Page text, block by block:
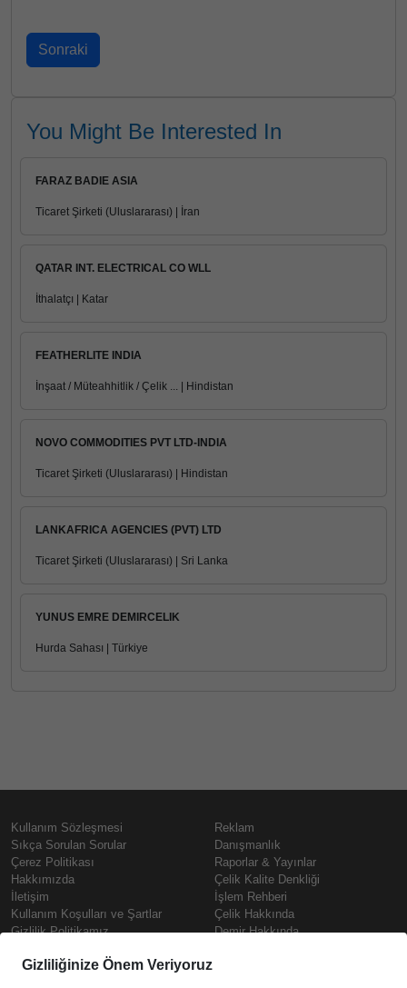
You Might Be Interested In
FARAZ BADIE ASIA
Ticaret Şirketi (Uluslararası) | İran
QATAR INT. ELECTRICAL CO WLL
İthalatçı | Katar
FEATHERLITE INDIA
İnşaat / Müteahhitlik / Çelik ... | Hindistan
NOVO COMMODITIES PVT LTD-INDIA
Ticaret Şirketi (Uluslararası) | Hindistan
LANKAFRICA AGENCIES (PVT) LTD
Ticaret Şirketi (Uluslararası) | Sri Lanka
YUNUS EMRE DEMIRCELIK
Hurda Sahası | Türkiye
Kullanım Sözleşmesi
Sıkça Sorulan Sorular
Çerez Politikası
Hakkımızda
İletişim
Kullanım Koşulları ve Şartlar
Gizlilik Politikamız
Prime
Reklam
Danışmanlık
Raporlar & Yayınlar
Çelik Kalite Denkliği
İşlem Rehberi
Çelik Hakkında
Demir Hakkında